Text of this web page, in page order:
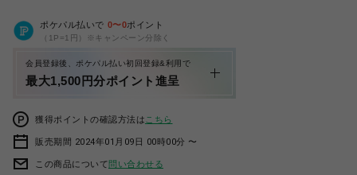
ポケパル払いで 0〜0ポイント
（1P=1円）※キャンペーン分除く
会員登録後、ポケパル払い初回登録&利用で
最大1,500円分ポイント進呈
獲得ポイントの確認方法は こちら
販売期間 2024年01月09日 00時00分 〜
この商品について問い合わせる